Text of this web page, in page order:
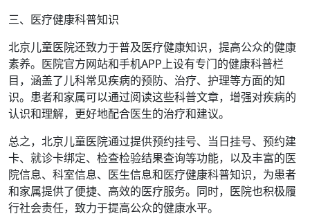
三、医疗健康科普知识
北京儿童医院还致力于普及医疗健康知识，提高公众的健康
素养。医院官方网站和手机APP上设有专门的健康科普栏
目，涵盖了儿科常见疾病的预防、治疗、护理等方面的知
识。患者和家属可以通过阅读这些科普文章，增强对疾病的
认识和理解，更好地配合医生的治疗和建议。
总之，北京儿童医院通过提供预约挂号、当日挂号、预约建
卡、就诊卡绑定、检查检验结果查询等功能，以及丰富的医
院信息、科室信息、医生信息和医疗健康科普知识，为患者
和家属提供了便捷、高效的医疗服务。同时，医院也积极履
行社会责任，致力于提高公众的健康水平。